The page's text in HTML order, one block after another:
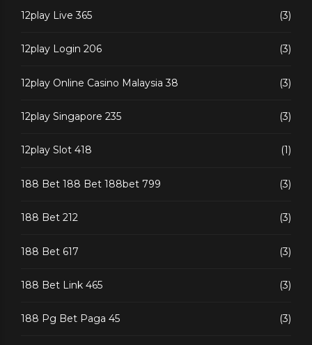
12play Live 365 (3)
12play Login 206 (3)
12play Online Casino Malaysia 38 (3)
12play Singapore 235 (3)
12play Slot 418 (1)
188 Bet 188 Bet 188bet 799 (3)
188 Bet 212 (3)
188 Bet 617 (3)
188 Bet Link 465 (3)
188 Pg Bet Paga 45 (3)